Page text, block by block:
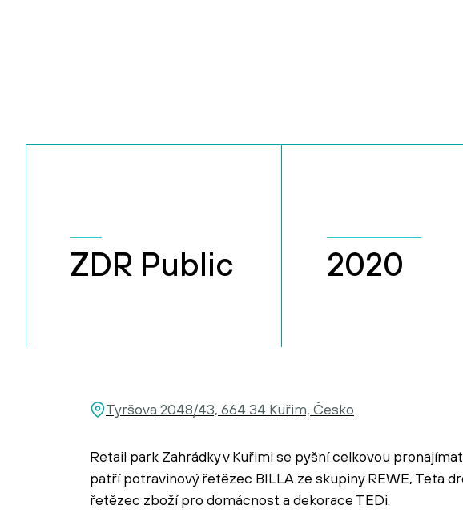
ZDR Public 2020
Tyršova 2048/43, 664 34 Kuřim, Česko
Retail park Zahrádky v Kuřimi se pyšní celkovou
patří potravinový řetězec BILLA ze skupiny REWE, Teta
řetězec zboží pro domácnost a dekorace TEDi.